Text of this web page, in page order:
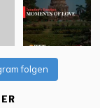
folgen